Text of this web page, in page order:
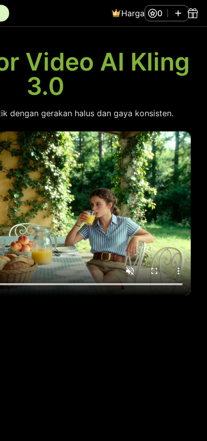
Harga 0
Video AI Kling
3.0
dengan gerakan halus dan gaya konsisten.